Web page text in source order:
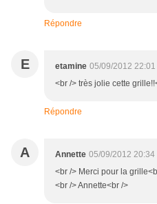
Répondre
E etamine 05/09/2012 22:01
<br /> très jolie cette
Répondre
A Annette 05/09/2012 20:34
<br /> Merci pour la
<br /> Annette<br />